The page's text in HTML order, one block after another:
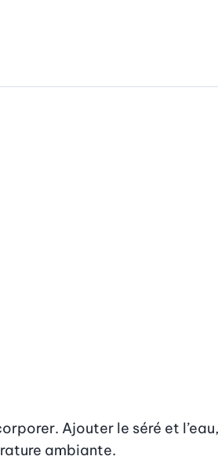
Ajouter le séré et
ambiante.